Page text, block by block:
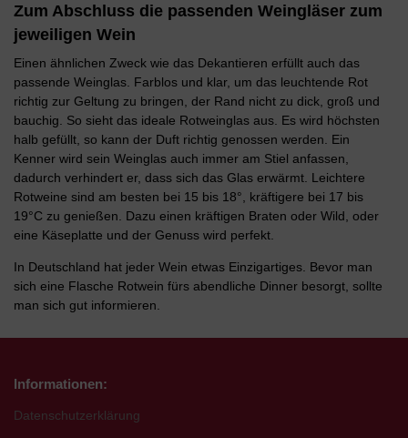
Zum Abschluss die passenden Weingläser zum
jeweiligen Wein
Einen ähnlichen Zweck wie das Dekantieren erfüllt auch das
passende Weinglas. Farblos und klar, um das leuchtende Rot
richtig zur Geltung zu bringen, der Rand nicht zu dick, groß und
bauchig. So sieht das ideale Rotweinglas aus. Es wird höchsten
halb gefüllt, so kann der Duft richtig genossen werden. Ein
Kenner wird sein Weinglas auch immer am Stiel anfassen,
dadurch verhindert er, dass sich das Glas erwärmt. Leichtere
Rotweine sind am besten bei 15 bis 18°, kräftigere bei 17 bis
19°C zu genießen. Dazu einen kräftigen Braten oder Wild, oder
eine Käseplatte und der Genuss wird perfekt.
In Deutschland hat jeder Wein etwas Einzigartiges. Bevor man
sich eine Flasche Rotwein fürs abendliche Dinner besorgt, sollte
man sich gut informieren.
Informationen:
Datenschutzerklärung